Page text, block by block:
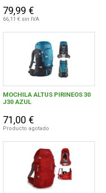
79,99 €
66,11 € sin IVA
MOCHILA ALTUS PIRINEOS 30
J30 AZUL
71,00 €
Producto agotado